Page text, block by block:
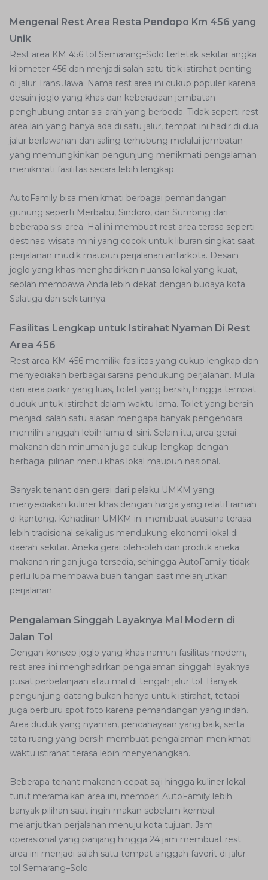
Mengenal Rest Area Resta Pendopo Km 456 yang
Unik
Rest area KM 456 tol Semarang–Solo terletak sekitar angka
kilometer 456 dan menjadi salah satu titik istirahat penting
di jalur Trans Jawa. Nama rest area ini cukup populer karena
desain joglo yang khas dan keberadaan jembatan
penghubung antar sisi arah yang berbeda. Tidak seperti rest
area lain yang hanya ada di satu jalur, tempat ini hadir di dua
jalur berlawanan dan saling terhubung melalui jembatan
yang memungkinkan pengunjung menikmati pengalaman
menikmati fasilitas secara lebih lengkap.
AutoFamily bisa menikmati berbagai pemandangan
gunung seperti Merbabu, Sindoro, dan Sumbing dari
beberapa sisi area. Hal ini membuat rest area terasa seperti
destinasi wisata mini yang cocok untuk liburan singkat saat
perjalanan mudik maupun perjalanan antarkota. Desain
joglo yang khas menghadirkan nuansa lokal yang kuat,
seolah membawa Anda lebih dekat dengan budaya kota
Salatiga dan sekitarnya.
Fasilitas Lengkap untuk Istirahat Nyaman Di Rest
Area 456
Rest area KM 456 memiliki fasilitas yang cukup lengkap dan
menyediakan berbagai sarana pendukung perjalanan. Mulai
dari area parkir yang luas, toilet yang bersih, hingga tempat
duduk untuk istirahat dalam waktu lama. Toilet yang bersih
menjadi salah satu alasan mengapa banyak pengendara
memilih singgah lebih lama di sini. Selain itu, area gerai
makanan dan minuman juga cukup lengkap dengan
berbagai pilihan menu khas lokal maupun nasional.
Banyak tenant dan gerai dari pelaku UMKM yang
menyediakan kuliner khas dengan harga yang relatif ramah
di kantong. Kehadiran UMKM ini membuat suasana terasa
lebih tradisional sekaligus mendukung ekonomi lokal di
daerah sekitar. Aneka gerai oleh-oleh dan produk aneka
makanan ringan juga tersedia, sehingga AutoFamily tidak
perlu lupa membawa buah tangan saat melanjutkan
perjalanan.
Pengalaman Singgah Layaknya Mal Modern di
Jalan Tol
Dengan konsep joglo yang khas namun fasilitas modern,
rest area ini menghadirkan pengalaman singgah layaknya
pusat perbelanjaan atau mal di tengah jalur tol. Banyak
pengunjung datang bukan hanya untuk istirahat, tetapi
juga berburu spot foto karena pemandangan yang indah.
Area duduk yang nyaman, pencahayaan yang baik, serta
tata ruang yang bersih membuat pengalaman menikmati
waktu istirahat terasa lebih menyenangkan.
Beberapa tenant makanan cepat saji hingga kuliner lokal
turut meramaikan area ini, memberi AutoFamily lebih
banyak pilihan saat ingin makan sebelum kembali
melanjutkan perjalanan menuju kota tujuan. Jam
operasional yang panjang hingga 24 jam membuat rest
area ini menjadi salah satu tempat singgah favorit di jalur
tol Semarang–Solo.